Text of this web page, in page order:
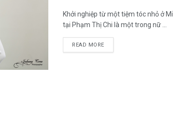
Khởi nghiệp từ một tiệm tóc nhỏ ở
tại Phạm Thị Chi là một trong nữ ...
READ MORE